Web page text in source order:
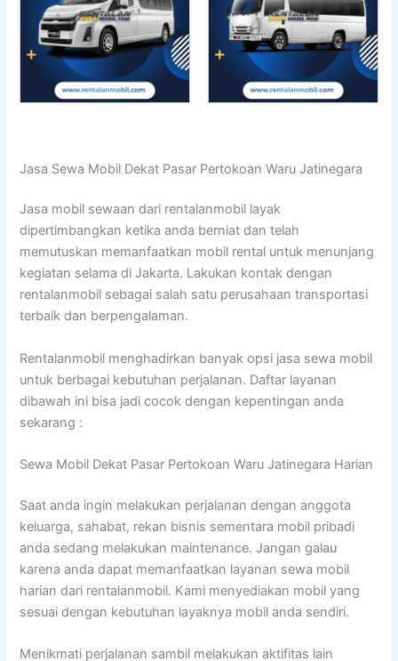
Jasa Sewa Mobil Dekat Pasar Pertokoan Waru Jatinegara
Jasa mobil sewaan dari rentalanmobil layak
dipertimbangkan ketika anda berniat dan telah
memutuskan memanfaatkan mobil rental untuk menunjang
kegiatan selama di Jakarta. Lakukan kontak dengan
rentalanmobil sebagai salah satu perusahaan transportasi
terbaik dan berpengalaman.
Rentalanmobil menghadirkan banyak opsi jasa sewa mobil
untuk berbagai kebutuhan perjalanan. Daftar layanan
dibawah ini bisa jadi cocok dengan kepentingan anda
sekarang :
Sewa Mobil Dekat Pasar Pertokoan Waru Jatinegara Harian
Saat anda ingin melakukan perjalanan dengan anggota
keluarga, sahabat, rekan bisnis sementara mobil pribadi
anda sedang melakukan maintenance. Jangan galau
karena anda dapat memanfaatkan layanan sewa mobil
harian dari rentalanmobil. Kami menyediakan mobil yang
sesuai dengan kebutuhan layaknya mobil anda sendiri.
Menikmati perjalanan sambil melakukan aktifitas lain